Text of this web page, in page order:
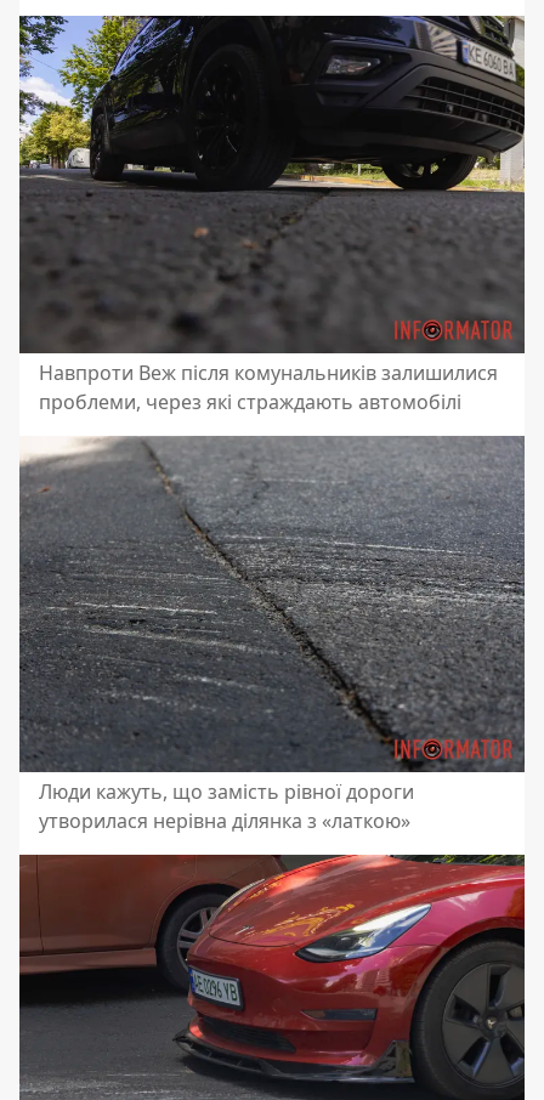
Навпроти Веж після комунальників залишилися
проблеми, через які страждають автомобілі
Люди кажуть, що замість рівної дороги
утворилася нерівна ділянка з «латкою»